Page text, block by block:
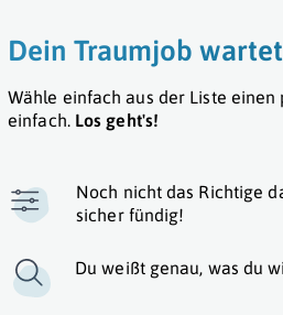
Dein Traumjob
Wähle einfach aus der Liste
einfach. Los geht's!
Noch nicht das Richtige
sicher fündig!
Du weißt genau, was du